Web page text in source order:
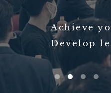
Achieve
Develop